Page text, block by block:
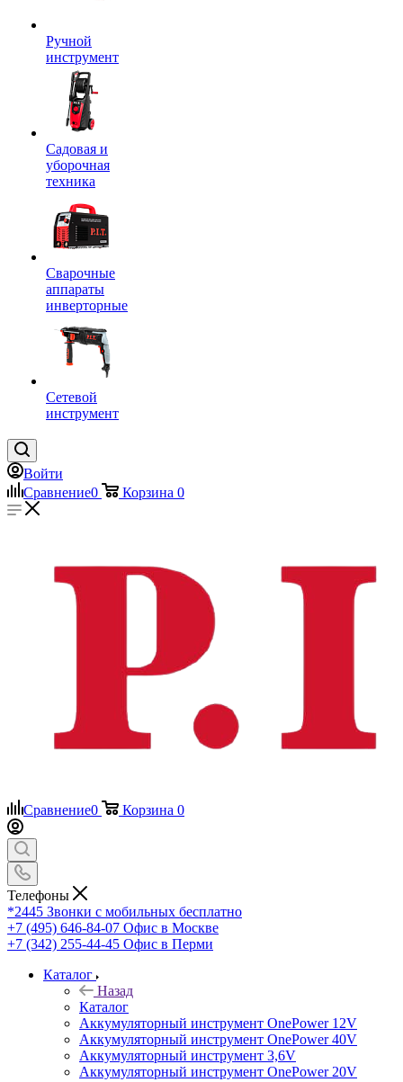
Ручной
инструмент
Садовая и
уборочная
техника
Сварочные
аппараты
инверторные
Сетевой
инструмент
Войти
Сравнение0 Корзина 0
Сравнение0 Корзина 0
Телефоны
*2445 Звонки с мобильных бесплатно
+7 (495) 646-84-07 Офис в Москве
+7 (342) 255-44-45 Офис в Перми
Каталог
Назад
Каталог
Аккумуляторный инструмент OnePower 12V
Аккумуляторный инструмент OnePower 40V
Аккумуляторный инструмент 3,6V
Аккумуляторный инструмент OnePower 20V